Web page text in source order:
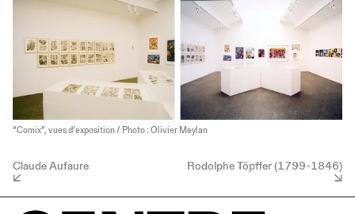
“Comix”, vues d’exposition / Photo : Olivier Meylan
Claude Aufaure Rodolphe Töpffer (1799-1846)